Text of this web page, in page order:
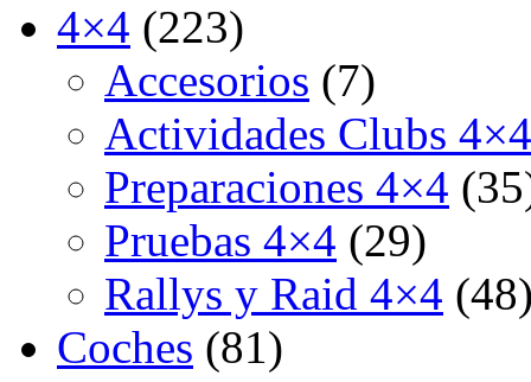
4×4 (223)
Accesorios (7)
Actividades Clubs 4×4
Preparaciones 4×4
Pruebas 4×4 (29)
Rallys y Raid 4×4
Coches (81)